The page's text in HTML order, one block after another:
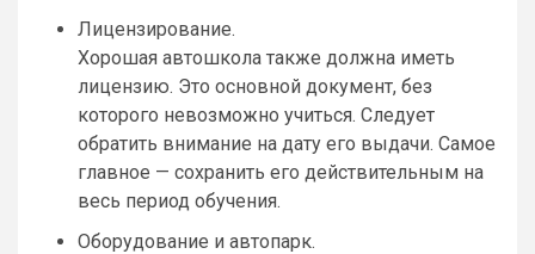
Лицензирование.
Хорошая автошкола также должна иметь
лицензию. Это основной документ, без
которого невозможно учиться. Следует
обратить внимание на дату его выдачи. Самое
главное — сохранить его действительным на
весь период обучения.
Оборудование и автопарк.